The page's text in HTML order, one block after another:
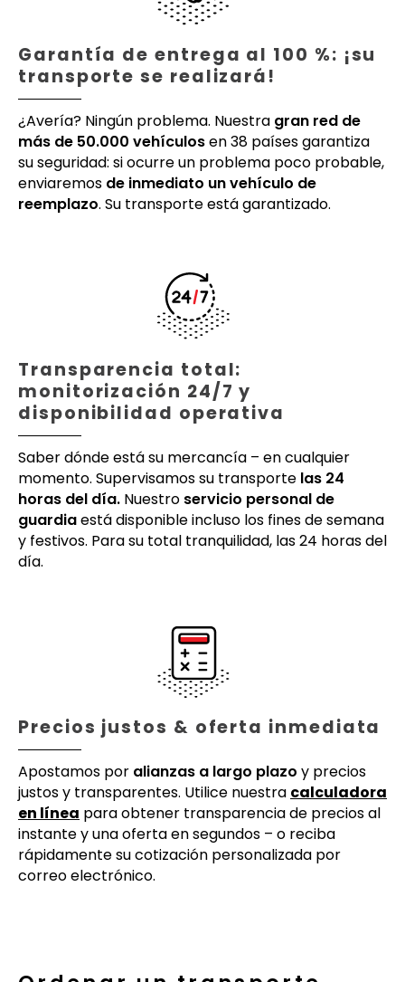
Garantía de entrega al 100 %: ¡su
transporte se realizará!
¿Avería? Ningún problema. Nuestra gran red de
más de 50.000 vehículosen 38 países garantiza
su seguridad: si ocurre un problema poco probable,
enviaremos de inmediato un vehículo de
reemplazo. Su transporte está garantizado.
Transparencia total:
monitorización 24/7 y
disponibilidad operativa
Saber dónde está su mercancía – en cualquier
momento. Supervisamos su transporte las 24
horas del día. Nuestro servicio personal de
guardiaestá disponible incluso los fines de semana
y festivos. Para su total tranquilidad, las 24 horas del
día.
Precios justos & oferta inmediata
Apostamos por alianzas a largo plazo y precios
justos y transparentes. Utilice nuestra calculadora
en línea para obtener transparencia de precios al
instante y una oferta en segundos – o reciba
rápidamente su cotización personalizada por
correo electrónico.